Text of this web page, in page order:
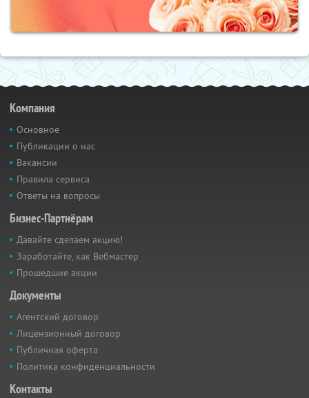
Компания
Основное
Публикации о нас
Вакансии
Правила сервиса
Ответы на вопросы
Бизнес-Партнёрам
Давайте сделаем акцию!
Заработайте, как Вебмастер
Прошедшие акции
Документы
Агентский договор
Лицензионный договор
Публичная оферта
Политика конфиденциальности
Контакты